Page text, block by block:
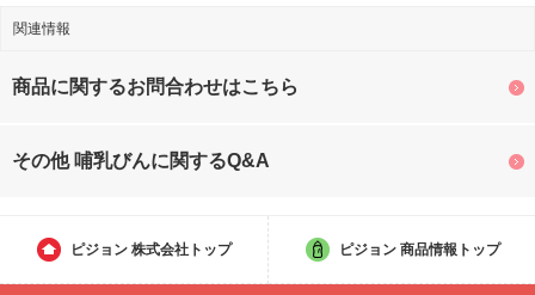
関連情報
商品に関するお問合わせはこちら
その他 哺乳びんに関するQ&A
ピジョン 株式会社トップ ピジョン 商品情報トップ